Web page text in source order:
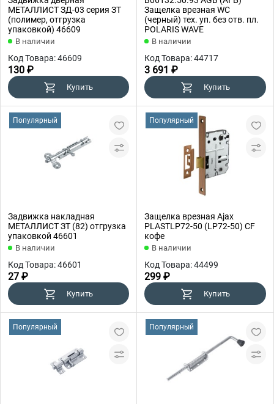
МЕТАЛЛИСТ ЗД-03 серия ЗТ
(полимер, отгрузка
упаковкой) 46609
В наличии
Код Товара: 46609
130 ₽
Купить
Защелка врезная WC
(черный) тех. уп. без отв. пл.
POLARIS WAVE
В наличии
Код Товара: 44717
3 691 ₽
Купить
Популярный
Задвижка накладная
МЕТАЛЛИСТ ЗТ (82) отгрузка
упаковкой 46601
В наличии
Код Товара: 46601
27 ₽
Купить
Популярный
Защелка врезная Ajax
PLASTLP72-50 (LP72-50) CF
кофе
В наличии
Код Товара: 44499
299 ₽
Купить
Популярный Популярный